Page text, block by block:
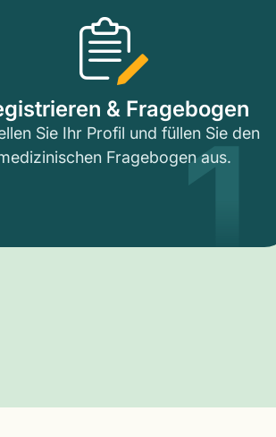
& Fragebogen
Sie Ihr Profil und füllen Sie den
Fragebogen aus.
1